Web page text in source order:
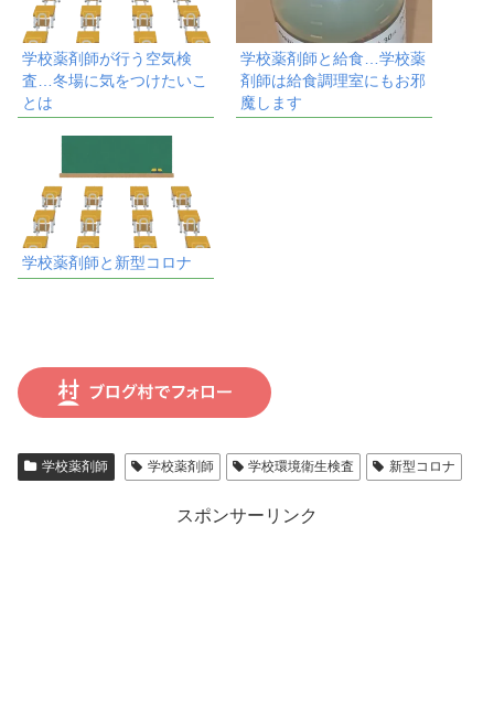
学校薬剤師が行う空気検
査…冬場に気をつけたいこ
とは
学校薬剤師と給食…学校薬
剤師は給食調理室にもお邪
魔します
学校薬剤師と新型コロナ
学校薬剤師 学校薬剤師 学校環境衛生検査 新型コロナ
スポンサーリンク